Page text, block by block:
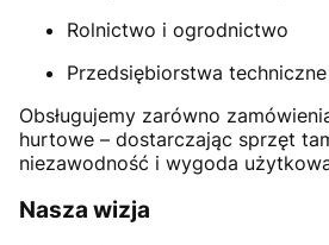
Rolnictwo i ogrodnictwo
Przedsiębiorstwa
Obsługujemy zarówno
hurtowe – dostarczając sprzęt
niezawodność i wygoda
Nasza wizja